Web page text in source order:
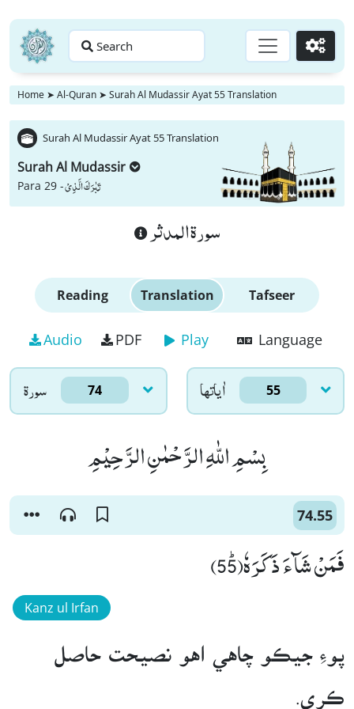
Search Go
Home ➤ Al-Quran ➤ Surah Al Mudassir Ayat 55 Translation
Surah Al Mudassir Ayat 55 Translation
Surah Al Mudassir
Para 29 -تَبٰرَكَ الَّذِیْ
سورة المدثر
Reading Translation Tafseer
Audio PDF Play Language
سورۃ 74 اٰياتها 55
بِسْمِ اللّٰهِ الرَّحْمٰنِ الرَّحِیْمِ
74.55
فَمَنْ شَآءَ ذَكَرَهٗﭤ(55)
Kanz ul Irfan
پوءِ جيڪو چاهي اهو نصيحت حاصل